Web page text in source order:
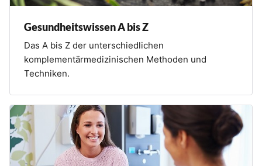
Gesundheitswissen A bis Z
Das A bis Z der unterschiedlichen
komplementärmedizinischen Methoden und
Techniken.